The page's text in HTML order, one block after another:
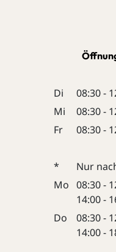
Di
08:30 -
Mi
08:30 -
Fr
08:30 -
*
Nur
Mo 08:30 -
14:00 -
Do
08:30 -
14:00 -